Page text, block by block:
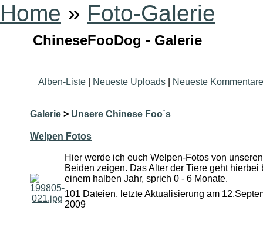
Home » Foto-Galerie
ChineseFooDog - Galerie
Alben-Liste Neueste Uploads Neueste Kommentare
Galerie > Unsere Chinese Foo´s
Welpen Fotos
Hier werde ich euch Welpen-Fotos von unseren
Beiden zeigen. Das Alter der Tiere geht hierbei
einem halben Jahr, sprich 0 - 6 Monate.
101 Dateien, letzte Aktualisierung am
2009